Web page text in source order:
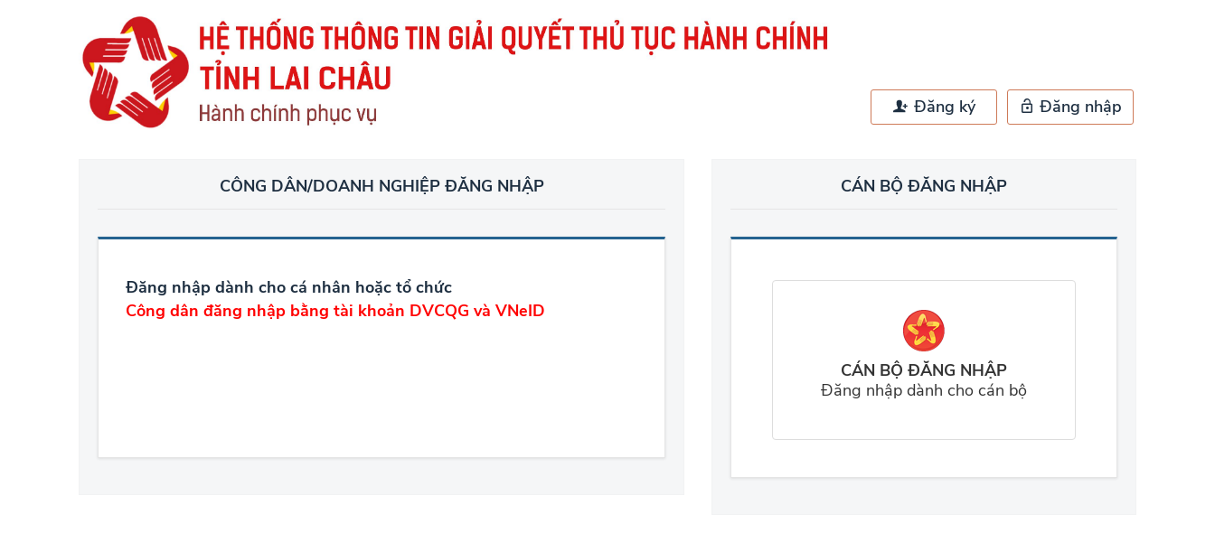
Đăng ký Đăng nhập
CÔNG DÂN/DOANH NGHIỆP ĐĂNG NHẬP
Đăng nhập dành cho cá nhân hoặc tổ chức
Công dân đăng nhập bằng tài khoản DVCQG và VNeID
CÁN BỘ ĐĂNG NHẬP
CÁN BỘ ĐĂNG NHẬP
Đăng nhập dành cho cán bộ